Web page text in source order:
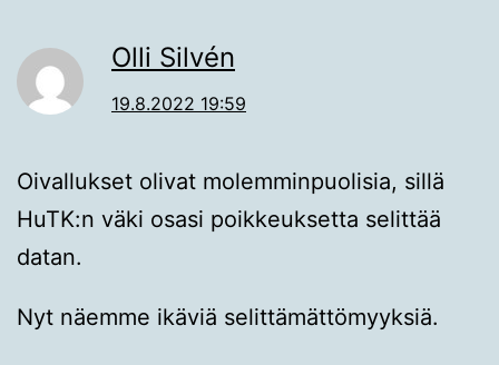
Olli Silvén
19.8.2022 19:59
Oivallukset olivat molemminpuolisia, sillä
HuTK:n väki osasi poikkeuksetta selittää
datan.
Nyt näemme ikäviä selittämättömyyksiä.